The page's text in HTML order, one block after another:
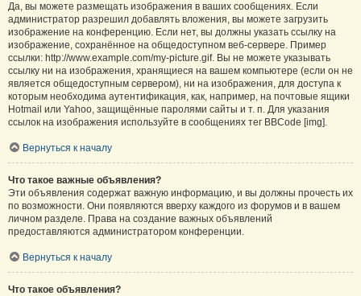
Да, вы можете размещать изображения в ваших сообщениях. Если
администратор разрешил добавлять вложения, вы можете загрузить
изображение на конференцию. Если нет, вы должны указать ссылку на
изображение, сохранённое на общедоступном веб-сервере. Пример
ссылки: http://www.example.com/my-picture.gif. Вы не можете указывать
ссылку ни на изображения, хранящиеся на вашем компьютере (если он не
является общедоступным сервером), ни на изображения, для доступа к
которым необходима аутентификация, как, например, на почтовые ящики
Hotmail или Yahoo, защищённые паролями сайты и т. п. Для указания
ссылок на изображения используйте в сообщениях тег BBCode [img].
Вернуться к началу
Что такое важные объявления?
Эти объявления содержат важную информацию, и вы должны прочесть их
по возможности. Они появляются вверху каждого из форумов и в вашем
личном разделе. Права на создание важных объявлений
предоставляются администратором конференции.
Вернуться к началу
Что такое объявления?